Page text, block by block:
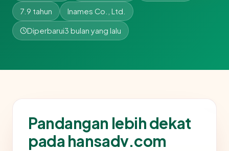
7.9 tahun Inames Co., Ltd.
Diperbarui3 bulan yang lalu
Pandangan lebih dekat
pada hansadv.com